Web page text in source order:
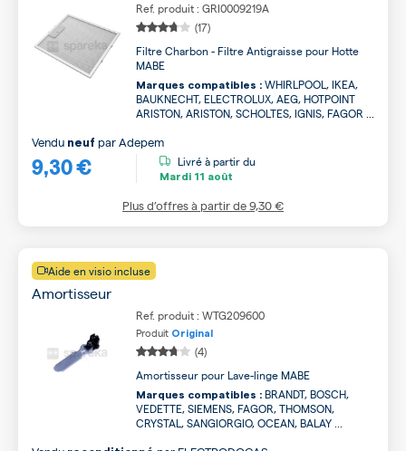
Ref. produit : GRI0009219A
(17)
Filtre Charbon - Filtre Antigraisse pour Hotte
MABE
Marques compatibles : WHIRLPOOL, IKEA,
BAUKNECHT, ELECTROLUX, AEG, HOTPOINT
ARISTON, ARISTON, SCHOLTES, IGNIS, FAGOR ...
9,30 €
Vendu neuf parAdepem
Livré à partir du
Mardi 11 août
Plus d’offres à partir de9,30 €
Aide en visio incluse
Amortisseur
Ref. produit : WTG209600
Produit Original
(4)
Amortisseur pour Lave-linge MABE
Marques compatibles : BRANDT, BOSCH,
VEDETTE, SIEMENS, FAGOR, THOMSON,
CRYSTAL, SANGIORGIO, OCEAN, BALAY ...